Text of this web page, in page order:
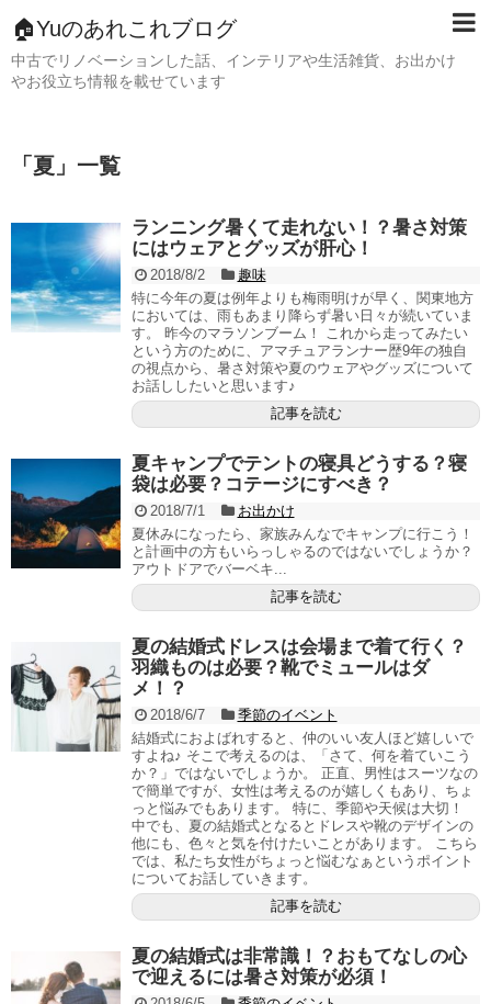
🏠Yuのあれこれブログ
中古でリノベーションした話、インテリアや生活雑貨、お出かけ
やお役立ち情報を載せています
「 夏 」 一覧
ランニング暑くて走れない！？暑さ対策
にはウェアとグッズが肝心！
2018/8/2
趣味
特に今年の夏は例年よりも梅雨明けが早く、関東地方
においては、雨もあまり降らず暑い日々が続いていま
す。 昨今のマラソンブーム！ これから走ってみたい
という方のために、アマチュアランナー歴9年の独自
の視点から、暑さ対策や夏のウェアやグッズについて
お話ししたいと思います♪
記事を読む
夏キャンプでテントの寝具どうする？寝
袋は必要？コテージにすべき？
2018/7/1
お出かけ
夏休みになったら、家族みんなでキャンプに行こう！
と計画中の方もいらっしゃるのではないでしょうか？
アウトドアでバーベキ...
記事を読む
夏の結婚式ドレスは会場まで着て行く？
羽織ものは必要？靴でミュールはダ
メ！？
2018/6/7
季節のイベント
結婚式におよばれすると、仲のいい友人ほど嬉しいで
すよね♪ そこで考えるのは、「さて、何を着ていこう
か？」ではないでしょうか。 正直、男性はスーツなの
で簡単ですが、女性は考えるのが嬉しくもあり、ちょ
っと悩みでもあります。 特に、季節や天候は大切！
中でも、夏の結婚式となるとドレスや靴のデザインの
他にも、色々と気を付けたいことがあります。 こちら
では、私たち女性がちょっと悩むなぁというポイント
についてお話していきます。
記事を読む
夏の結婚式は非常識！？おもてなしの心
で迎えるには暑さ対策が必須！